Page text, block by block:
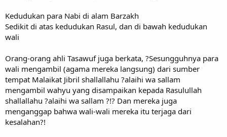
Kedudukan para Nabi di alam Barzakh
Sedikit di atas kedudukan Rasul, dan di bawah kedudukan
wali
Orang-orang ahli Tasawuf juga berkata, ?Sesungguhnya para
wali mengambil (agama mereka langsung) dari sumber
tempat Malaikat Jibril shallallahu ?alaihi wa sallam
mengambil wahyu yang disampaikan kepada Rasulullah
shallallahu ?alaihi wa sallam ?!? Dan mereka juga
menganggap bahwa wali-wali mereka itu terjaga dari
kesalahan?!